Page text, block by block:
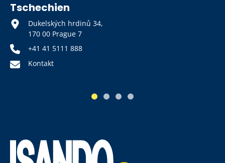
Tschechien
Dukelských hrdinů 34,
170 00 Prague 7
+41 41 5111 888
Kontakt